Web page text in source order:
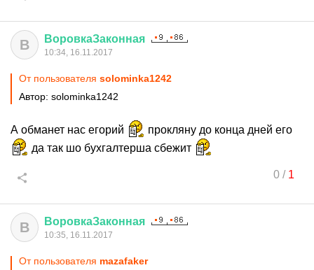
В ВоровкаЗаконная
10:34, 16.11.2017
От пользователя solominka1242
Автор: solominka1242
А обманет нас егорий
прокляну до конца дней его
да так шо бухгалтерша сбежит
0/ 1
В ВоровкаЗаконная
10:35, 16.11.2017
От пользователя mazafaker